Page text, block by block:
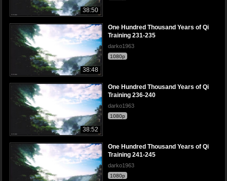
38:50
38:48
One Hundred Thousand Years of Qi
Training 231-235
darko1963
1080p
38:52
One Hundred Thousand Years of Qi
Training 236-240
darko1963
1080p
One Hundred Thousand Years of Qi
Training 241-245
darko1963
1080p